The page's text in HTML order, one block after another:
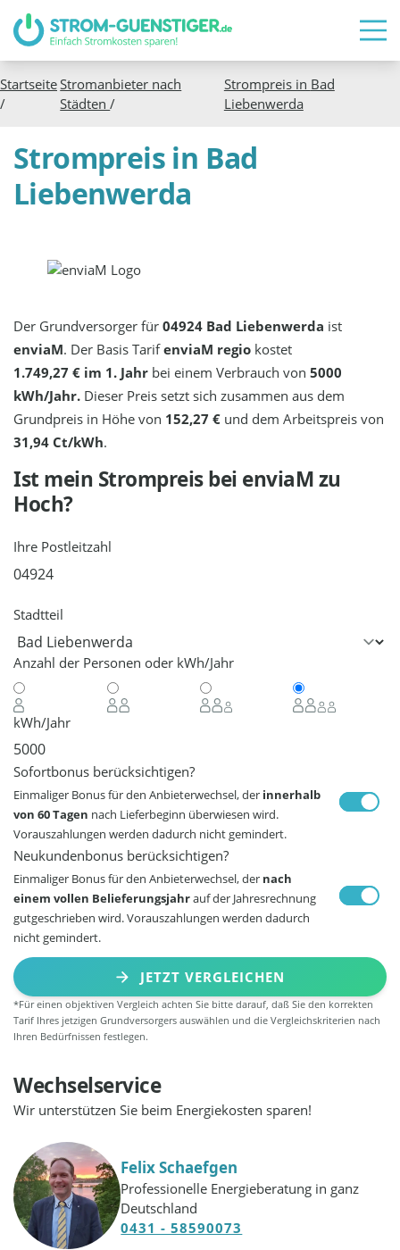
Startseite
/
Stromanbieter nach
Städten/
Strompreis in Bad
Liebenwerda
Strompreis in Bad
Liebenwerda
Der Grundversorger für04924 Bad Liebenwerda ist
enviaM. Der Basis TarifenviaM regio kostet
1.749,27 € im 1. Jahr bei einem Verbrauch von5000
kWh/Jahr. Dieser Preis setzt sich zusammen aus dem
Grundpreis in Höhe von 152,27 € und dem Arbeitspreis von
31,94 Ct/kWh.
Ist mein Strompreis bei enviaMzu
Hoch?
Ihre Postleitzahl
Stadtteil
Anzahl der Personen oder kWh/Jahr
kWh/Jahr
Sofortbonus berücksichtigen?
Einmaliger Bonus für den Anbieterwechsel, der innerhalb
von 60 Tagen nach Lieferbeginn überwiesen wird.
Vorauszahlungen werden dadurch nicht gemindert.
Neukundenbonus berücksichtigen?
Einmaliger Bonus für den Anbieterwechsel, der nach
einem vollen Belieferungsjahrauf der Jahresrechnung
gutgeschrieben wird. Vorauszahlungen werden dadurch
nicht gemindert.
JETZT VERGLEICHEN
*Für einen objektiven Vergleich achten Sie bitte darauf, daß Sie den korrekten
Tarif Ihres jetzigen Grundversorgers auswählen und die Vergleichskriterien nach
Ihren Bedürfnissen festlegen.
Wechselservice
Wir unterstützen Sie beim Energiekosten sparen!
Felix Schaefgen
Professionelle Energieberatung in ganz
Deutschland
0431 - 58590073